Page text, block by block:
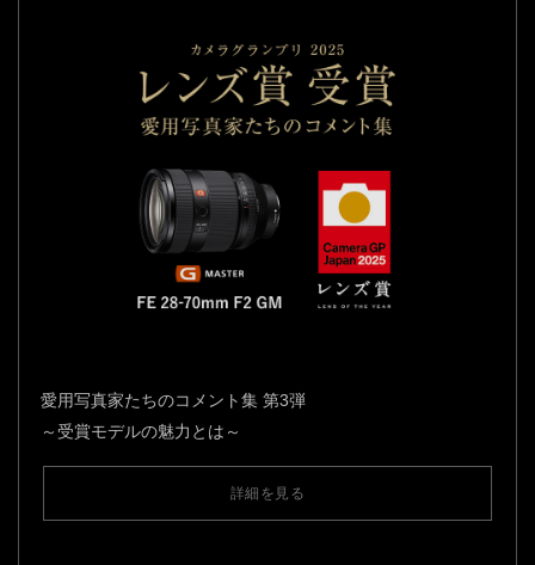
愛用写真家たちのコメント集 第3弾
～受賞モデルの魅力とは～
詳細を見る